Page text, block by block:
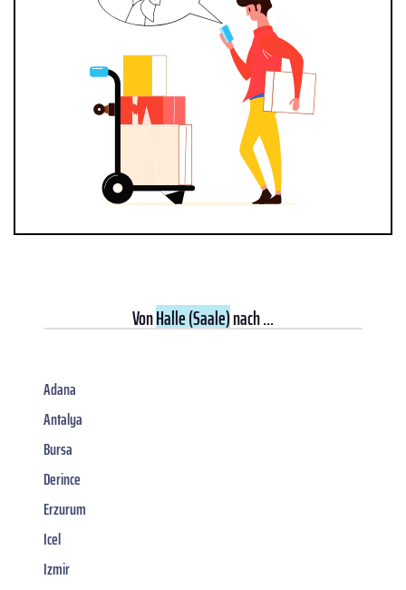
VonHalle (Saale)nach ...
Adana
Antalya
Bursa
Derince
Erzurum
Icel
Izmir